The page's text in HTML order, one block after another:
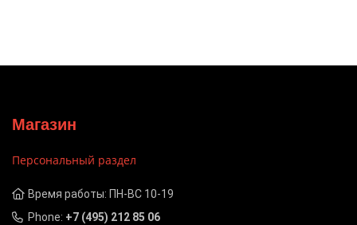
Магазин
Персональный раздел
Время работы: ПН-ВС 10-19
Phone: +7 (495) 212 85 06